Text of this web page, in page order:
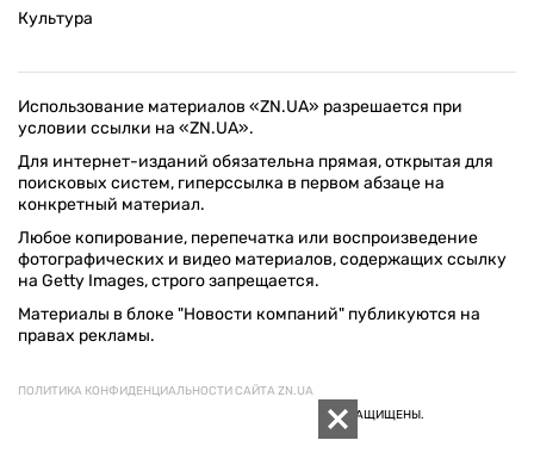
Культура
Использование материалов «ZN.UA» разрешается при
условии ссылки на «ZN.UA».
Для интернет-изданий обязательна прямая, открытая для
поисковых систем, гиперссылка в первом абзаце на
конкретный материал.
Любое копирование, перепечатка или воспроизведение
фотографических и видео материалов, содержащих ссылку
на Getty Images, строго запрещается.
Материалы в блоке "Новости компаний" публикуются на
правах рекламы.
ПОЛИТИКА КОНФИДЕНЦИАЛЬНОСТИ САЙТА ZN.UA
© 1994–2026 «ЗЕРКАЛО НЕДЕЛИ. УКРАИНА». ВСЕ ПРАВА ЗАЩИЩЕНЫ.